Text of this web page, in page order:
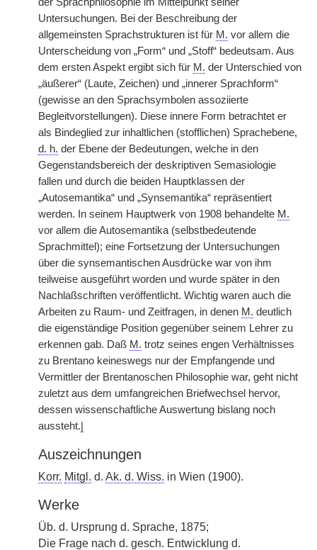
Untersuchungen. Bei der Beschreibung der
allgemeinsten Sprachstrukturen ist für M. vor allem die
Unterscheidung von „Form“ und „Stoff“ bedeutsam. Aus
dem ersten Aspekt ergibt sich für M. der Unterschied von
„äußerer“ (Laute, Zeichen) und „innerer Sprachform“
(gewisse an den Sprachsymbolen assoziierte
Begleitvorstellungen). Diese innere Form betrachtet er
als Bindeglied zur inhaltlichen (stofflichen) Sprachebene,
d. h. der Ebene der Bedeutungen, welche in den
Gegenstandsbereich der deskriptiven Semasiologie
fallen und durch die beiden Hauptklassen der
„Autosemantika“ und „Synsemantika“ repräsentiert
werden. In seinem Hauptwerk von 1908 behandelte M.
vor allem die Autosemantika (selbstbedeutende
Sprachmittel); eine Fortsetzung der Untersuchungen
über die synsemantischen Ausdrücke war von ihm
teilweise ausgeführt worden und wurde später in den
Nachlaßschriften veröffentlicht. Wichtig waren auch die
Arbeiten zu Raum- und Zeitfragen, in denen M. deutlich
die eigenständige Position gegenüber seinem Lehrer zu
erkennen gab. Daß M. trotz seines engen Verhältnisses
zu Brentano keineswegs nur der Empfangende und
Vermittler der Brentanoschen Philosophie war, geht nicht
zuletzt aus dem umfangreichen Briefwechsel hervor,
dessen wissenschaftliche Auswertung bislang noch
aussteht.
Auszeichnungen
Korr. Mitgl. d. Ak. d. Wiss. in Wien (1900).
Werke
Üb. d. Ursprung d. Sprache, 1875;
Die Frage nach d. gesch. Entwicklung d.